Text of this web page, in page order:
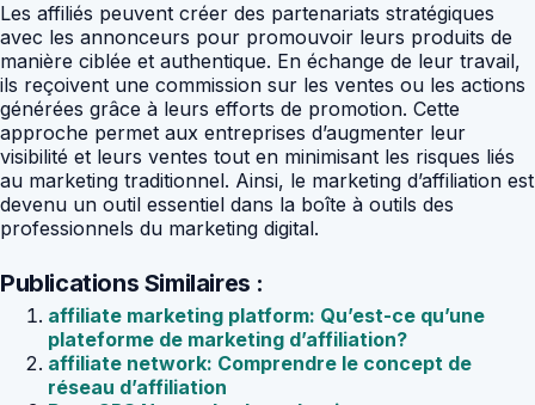
Les affiliés peuvent créer des partenariats stratégiques
avec les annonceurs pour promouvoir leurs produits de
manière ciblée et authentique. En échange de leur travail,
ils reçoivent une commission sur les ventes ou les actions
générées grâce à leurs efforts de promotion. Cette
approche permet aux entreprises d’augmenter leur
visibilité et leurs ventes tout en minimisant les risques liés
au marketing traditionnel. Ainsi, le marketing d’affiliation est
devenu un outil essentiel dans la boîte à outils des
professionnels du marketing digital.
Publications Similaires :
affiliate marketing platform: Qu’est-ce qu’une
plateforme de marketing d’affiliation?
affiliate network: Comprendre le concept de
réseau d’affiliation